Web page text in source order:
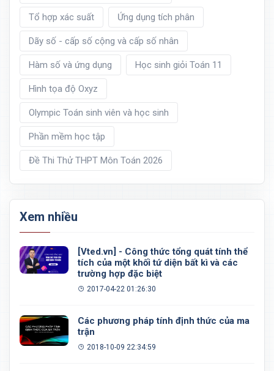
Tổ hợp xác suất Ứng dụng tích phân
Dãy số - cấp số cộng và cấp số nhân
Hàm số và ứng dụng Học sinh giỏi Toán 11
Hình tọa độ Oxyz
Olympic Toán sinh viên và học sinh
Phần mềm học tập
Đề Thi Thử THPT Môn Toán 2026
Xem nhiều
[Vted.vn] - Công thức tổng quát tính thể
tích của một khối tứ diện bất kì và các
trường hợp đặc biệt
2017-04-22 01:26:30
Các phương pháp tính định thức của ma
trận
2018-10-09 22:34:59